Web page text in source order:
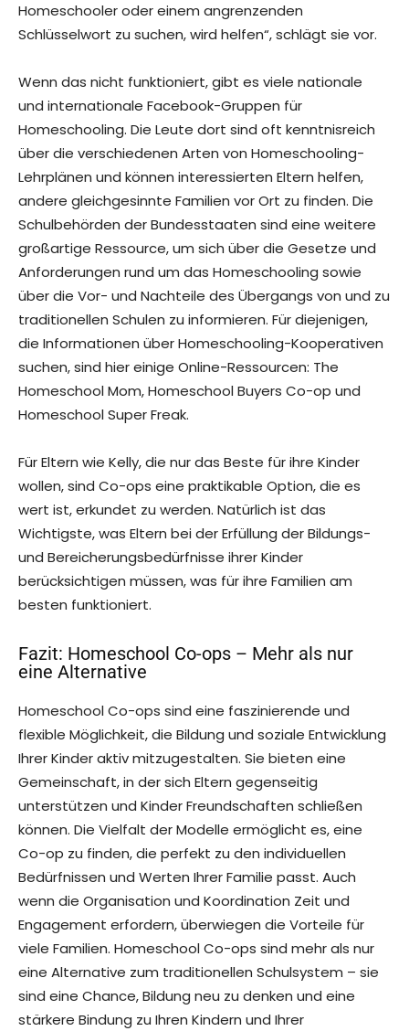
Homeschooler oder einem angrenzenden
Schlüsselwort zu suchen, wird helfen“, schlägt sie vor.
Wenn das nicht funktioniert, gibt es viele nationale
und internationale Facebook-Gruppen für
Homeschooling. Die Leute dort sind oft kenntnisreich
über die verschiedenen Arten von Homeschooling-
Lehrplänen und können interessierten Eltern helfen,
andere gleichgesinnte Familien vor Ort zu finden. Die
Schulbehörden der Bundesstaaten sind eine weitere
großartige Ressource, um sich über die Gesetze und
Anforderungen rund um das Homeschooling sowie
über die Vor- und Nachteile des Übergangs von und zu
traditionellen Schulen zu informieren. Für diejenigen,
die Informationen über Homeschooling-Kooperativen
suchen, sind hier einige Online-Ressourcen: The
Homeschool Mom, Homeschool Buyers Co-op und
Homeschool Super Freak.
Für Eltern wie Kelly, die nur das Beste für ihre Kinder
wollen, sind Co-ops eine praktikable Option, die es
wert ist, erkundet zu werden. Natürlich ist das
Wichtigste, was Eltern bei der Erfüllung der Bildungs-
und Bereicherungsbedürfnisse ihrer Kinder
berücksichtigen müssen, was für ihre Familien am
besten funktioniert.
Fazit: Homeschool Co-ops – Mehr als nur
eine Alternative
Homeschool Co-ops sind eine faszinierende und
flexible Möglichkeit, die Bildung und soziale Entwicklung
Ihrer Kinder aktiv mitzugestalten. Sie bieten eine
Gemeinschaft, in der sich Eltern gegenseitig
unterstützen und Kinder Freundschaften schließen
können. Die Vielfalt der Modelle ermöglicht es, eine
Co-op zu finden, die perfekt zu den individuellen
Bedürfnissen und Werten Ihrer Familie passt. Auch
wenn die Organisation und Koordination Zeit und
Engagement erfordern, überwiegen die Vorteile für
viele Familien. Homeschool Co-ops sind mehr als nur
eine Alternative zum traditionellen Schulsystem – sie
sind eine Chance, Bildung neu zu denken und eine
stärkere Bindung zu Ihren Kindern und Ihrer